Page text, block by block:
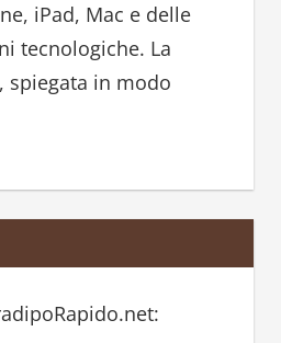
iPad, Mac e delle
tecnologiche. La
spiegata in modo